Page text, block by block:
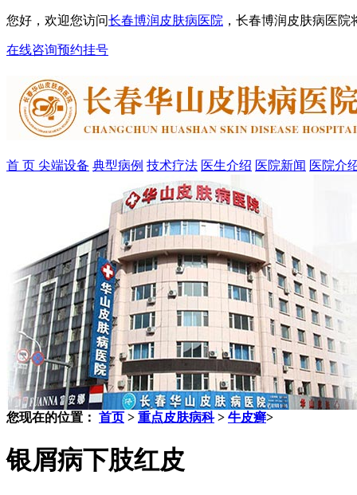
您好，欢迎您访问长春博润皮肤病医院 ，长春博润皮肤病医
在线咨询预约挂号
首 页 尖端设备 典型病例 技术疗法 医生介绍 医院新闻 医院介
您现在的位置： 首页 > 重点皮肤病科> 牛皮癣>
银屑病下肢红皮